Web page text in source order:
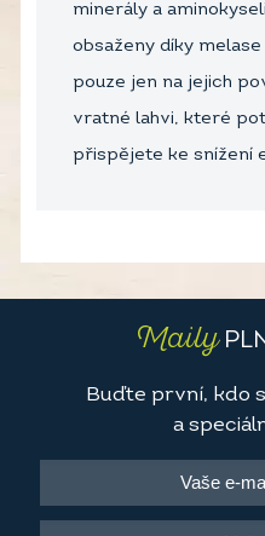
minerály a
obsaženy díky
pouze jen na jejich
vratné lahvi, které
přispějete ke snížení
Maily
Buďte první, kdo
a